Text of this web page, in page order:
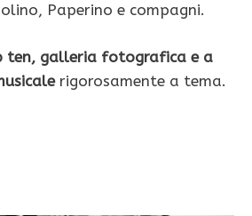
Paperino e compagni.
ten, galleria fotografica e a
rigorosamente a tema.